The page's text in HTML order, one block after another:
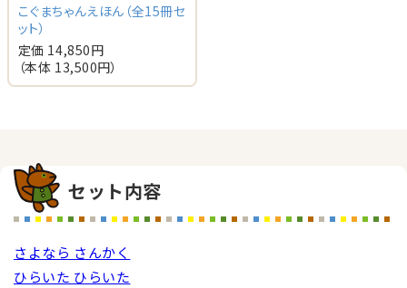
こぐまちゃんえほん（全15冊セ
ット）
定価 14,850円
（本体 13,500円）
セット内容
さよなら さんかく
ひらいた ひらいた